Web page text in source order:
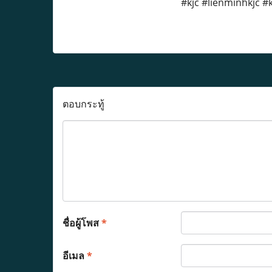
ตอบกระทู้
ชื่อผู้โพส*
อีเมล*